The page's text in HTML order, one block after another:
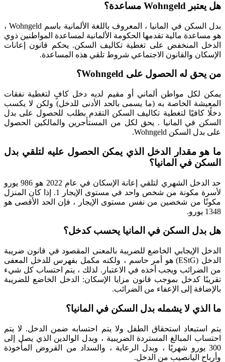
هل يعتبر Wohngeld مساعدة؟
بدل السكن في المانيا ، المعروف باللغة الألمانية باسم Wohngeld ،
هو مساعدة مالية تقدمها الحكومة الألمانية لمساعدة المواطنين ذوي
الدخل المنخفض على تغطية تكاليف السكن. يحكم قانون إعانات
الإسكان والقانون الاجتماعي شروط تلقي هذه المساعدة.
من يحق له الحصول على Wohngeld؟
يمكن لكل مواطن ألماني أو مقيم لديه دخل كافٍ لتغطية نفقات
المعيشة الخاصة به (ما يسمى بالحد الأدنى للدخل) ولكن لا يكسب
دخلًا كافيًا لتغطية تكاليف السكن التقدم بطلب للحصول على بدل
السكن في المانيا . يحق لكل من المستأجرين والمالكين الحصول
على بدل السكن Wohngeld.
ما هو مقدار الدخل الذي يمكن الحصول عليه لتلقي بدل
السكن في المانيا؟
حد الدخل الشهري لتلقي إعانة الإسكان في عام 2022 هو 986 يورو
لأسرة مكونة من شخص واحد في مستوى الإيجار 1. إذا كان المنزل
مكونًا من شخصين من نفس مستوى الإيجار ، فإن الحد الأقصى هو
1348 يورو.
هل بدل السكن في المانيا يحسب كدخل؟
الدخل الإيجابي الخاضع للضريبة بالمعنى المقصود في قانون ضريبة
الدخل (EStG) هو أمر حاسم ، ولكنه مكمل بفهرس للدخل المعفى
من الضرائب ويجب أخذه في الاعتبار. لذلك ، يتم احتساب كل شيء
تقريبًا كدخل بموجب قانون مزايا الإسكان: الدخل الخاضع للضريبة
بالإضافة إلى الإعفاء من الضرائب.
ما الذي لا يشمله بدل السكن في المانيا؟
يتم استبعاد استحقاق الطفل ولا يتم احتسابه ضمن الدخل. لا يتم
احتساب المبالغ المستردة الضريبية ، وبدل الوالدين الذي يصل إلى
300 يورو شهريًا ، وبدل الرعاية ، والسداد من القروض المأخوذة
وأرباح اليانصيب من الدخل.